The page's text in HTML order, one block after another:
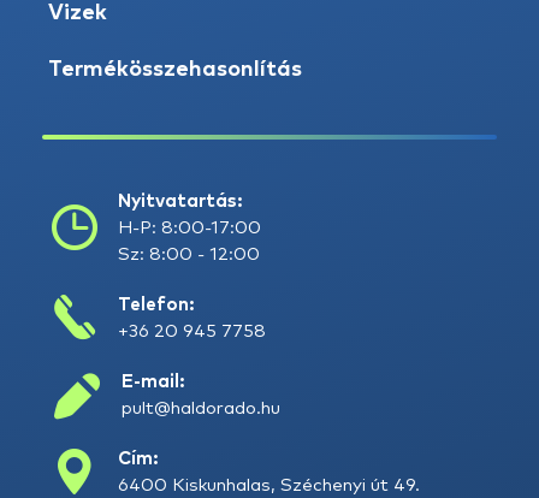
Vizek
Termékösszehasonlítás
Nyitvatartás:
H-P: 8:00-17:00
Sz: 8:00 - 12:00
Telefon:
+36 20 945 7758
E-mail:
pult@haldorado.hu
Cím:
6400 Kiskunhalas, Széchenyi út 49.